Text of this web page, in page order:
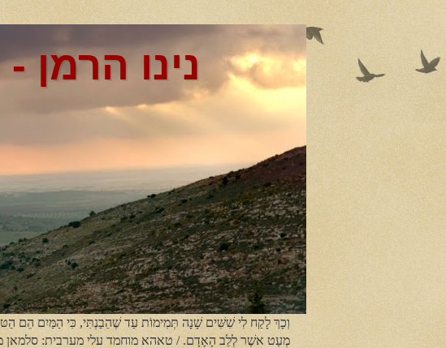
נינו הרמן
וְכָךְ לָקַח לִי שִׁשִּׁים שָׁנָה תְּמִימוֹת עַד שֶׁהֵבַנְתִּי, כִּי הַמַּיִם הֵם
מְעַט אשֶׁר לְלֵב הָאָדָם. / טאהא מוחמד עלי מערבית: סלמאן